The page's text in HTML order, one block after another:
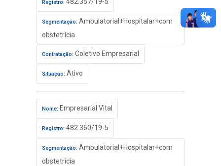
Registro:
Segmentação: Ambulatorial+Hospitalar+com
obstetrícia
Contratação: Coletivo Empresarial
Situação: Ativo
Nome: Empresarial Vital
Registro: 482.360/19-5
Segmentação: Ambulatorial+Hospitalar+com
obstetrícia